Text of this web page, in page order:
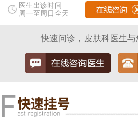
医生出诊时间
周一至周日全天
快速问诊，皮肤科医生